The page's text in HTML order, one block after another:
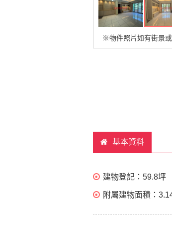
※物件照片如有街景
基本資料
建物登記： 59.8坪
附屬建物面積：